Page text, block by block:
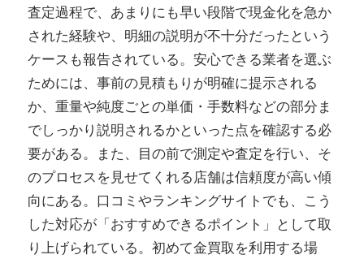
査定過程で、あまりにも早い段階で現金化を急か
された経験や、明細の説明が不十分だったという
ケースも報告されている。安心できる業者を選ぶ
ためには、事前の見積もりが明確に提示される
か、重量や純度ごとの単価・手数料などの部分ま
でしっかり説明されるかといった点を確認する必
要がある。また、目の前で測定や査定を行い、そ
のプロセスを見せてくれる店舗は信頼度が高い傾
向にある。口コミやランキングサイトでも、こう
した対応が「おすすめできるポイント」として取
り上げられている。初めて金買取を利用する場